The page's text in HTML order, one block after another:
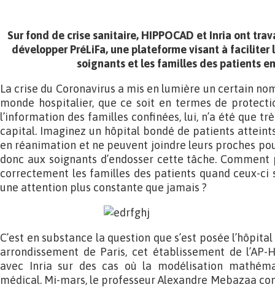
Sur fond de crise sanitaire, HIPPOCAD et Inria ont
développer PréLiFa, une plateforme visant à
soignants et les familles des patients
La crise du Coronavirus a mis en lumière un certain
monde hospitalier, que ce soit en termes de
l’information des familles confinées, lui, n’a été que
capital. Imaginez un hôpital bondé de patients
en réanimation et ne peuvent joindre leurs proches
donc aux soignants d’endosser cette tâche.
correctement les familles des patients quand ceux-
une attention plus constante que jamais ?
C’est en substance la question que s’est posée
arrondissement de Paris, cet établissement de
avec Inria sur des cas où la modélisation
médical. Mi-mars, le professeur Alexandre Mebazaa